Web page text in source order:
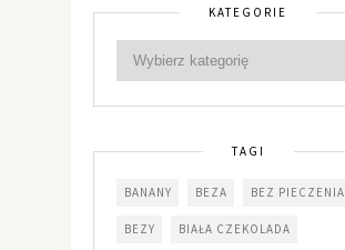
KATEGORIE
TAGI
BANANY BEZA BEZ PIECZENIA
BEZY BIAŁA CZEKOLADA